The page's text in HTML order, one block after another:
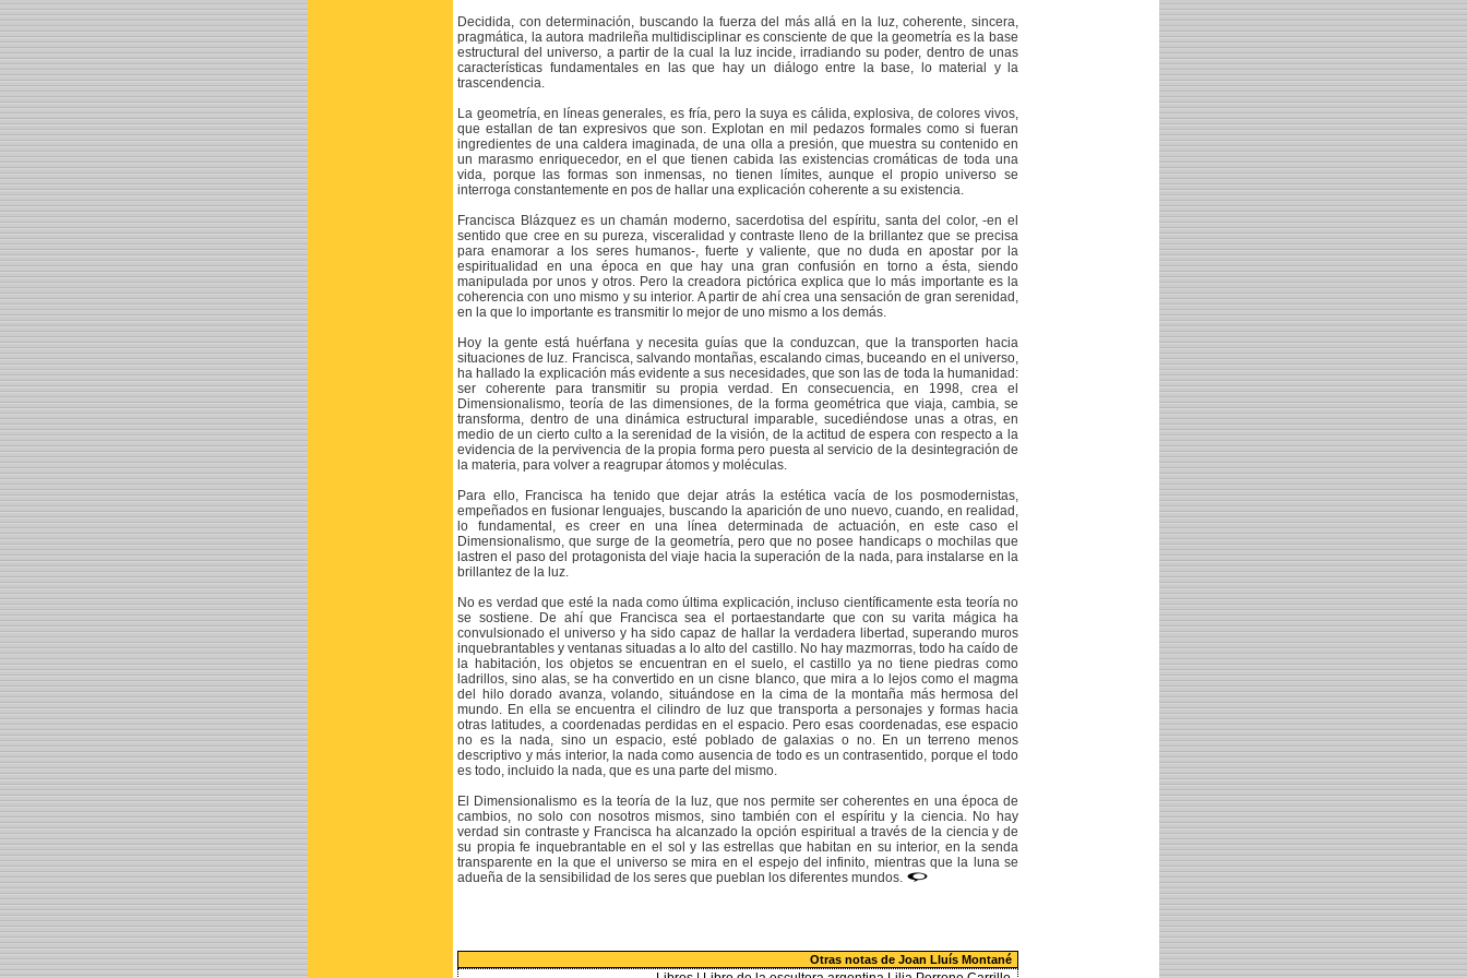
Decidida, con determinación, buscando la fuerza del más allá en la luz, coherente, sincera,
pragmática, la autora madrileña multidisciplinar es consciente de que la geometría es la base
estructural del universo, a partir de la cual la luz incide, irradiando su poder, dentro de unas
características fundamentales en las que hay un diálogo entre la base, lo material y la
trascendencia.
La geometría, en líneas generales, es fría, pero la suya es cálida, explosiva, de colores vivos,
que estallan de tan expresivos que son. Explotan en mil pedazos formales como si fueran
ingredientes de una caldera imaginada, de una olla a presión, que muestra su contenido en
un marasmo enriquecedor, en el que tienen cabida las existencias cromáticas de toda una
vida, porque las formas son inmensas, no tienen límites, aunque el propio universo se
interroga constantemente en pos de hallar una explicación coherente a su existencia.
Francisca Blázquez es un chamán moderno, sacerdotisa del espíritu, santa del color, -en el
sentido que cree en su pureza, visceralidad y contraste lleno de la brillantez que se precisa
para enamorar a los seres humanos-, fuerte y valiente, que no duda en apostar por la
espiritualidad en una época en que hay una gran confusión en torno a ésta, siendo
manipulada por unos y otros. Pero la creadora pictórica explica que lo más importante es la
coherencia con uno mismo y su interior. A partir de ahí crea una sensación de gran serenidad,
en la que lo importante es transmitir lo mejor de uno mismo a los demás.
Hoy la gente está huérfana y necesita guías que la conduzcan, que la transporten hacia
situaciones de luz. Francisca, salvando montañas, escalando cimas, buceando en el universo,
ha hallado la explicación más evidente a sus necesidades, que son las de toda la humanidad:
ser coherente para transmitir su propia verdad. En consecuencia, en 1998, crea el
Dimensionalismo, teoría de las dimensiones, de la forma geométrica que viaja, cambia, se
transforma, dentro de una dinámica estructural imparable, sucediéndose unas a otras, en
medio de un cierto culto a la serenidad de la visión, de la actitud de espera con respecto a la
evidencia de la pervivencia de la propia forma pero puesta al servicio de la desintegración de
la materia, para volver a reagrupar átomos y moléculas.
Para ello, Francisca ha tenido que dejar atrás la estética vacía de los posmodernistas,
empeñados en fusionar lenguajes, buscando la aparición de uno nuevo, cuando, en realidad,
lo fundamental, es creer en una línea determinada de actuación, en este caso el
Dimensionalismo, que surge de la geometría, pero que no posee handicaps o mochilas que
lastren el paso del protagonista del viaje hacia la superación de la nada, para instalarse en la
brillantez de la luz.
No es verdad que esté la nada como última explicación, incluso científicamente esta teoría no
se sostiene. De ahí que Francisca sea el portaestandarte que con su varita mágica ha
convulsionado el universo y ha sido capaz de hallar la verdadera libertad, superando muros
inquebrantables y ventanas situadas a lo alto del castillo. No hay mazmorras, todo ha caído de
la habitación, los objetos se encuentran en el suelo, el castillo ya no tiene piedras como
ladrillos, sino alas, se ha convertido en un cisne blanco, que mira a lo lejos como el magma
del hilo dorado avanza, volando, situándose en la cima de la montaña más hermosa del
mundo. En ella se encuentra el cilindro de luz que transporta a personajes y formas hacia
otras latitudes, a coordenadas perdidas en el espacio. Pero esas coordenadas, ese espacio
no es la nada, sino un espacio, esté poblado de galaxias o no. En un terreno menos
descriptivo y más interior, la nada como ausencia de todo es un contrasentido, porque el todo
es todo, incluido la nada, que es una parte del mismo.
El Dimensionalismo es la teoría de la luz, que nos permite ser coherentes en una época de
cambios, no solo con nosotros mismos, sino también con el espíritu y la ciencia. No hay
verdad sin contraste y Francisca ha alcanzado la opción espiritual a través de la ciencia y de
su propia fe inquebrantable en el sol y las estrellas que habitan en su interior, en la senda
transparente en la que el universo se mira en el espejo del infinito, mientras que la luna se
adueña de la sensibilidad de los seres que pueblan los diferentes mundos.
Otras notas de Joan Lluís Montané